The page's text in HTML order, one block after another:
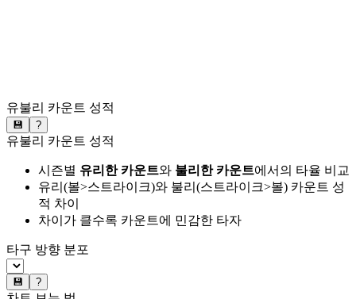
유불리 카운트 성적
💾 ?
유불리 카운트 성적
시즌별 유리한 카운트와 불리한 카운트에서의 타율 비교
유리(볼>스트라이크)와 불리(스트라이크>볼) 카운트 성
적 차이
차이가 클수록 카운트에 민감한 타자
타구 방향 분포
💾 ?